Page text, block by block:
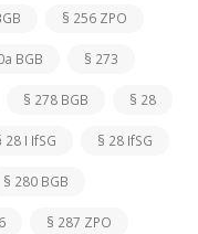
§ 256 ZPO
BGB § 273
§ 278 BGB § 28
28 I IfSG § 28 IfSG
§ 280 BGB
§ 287 ZPO